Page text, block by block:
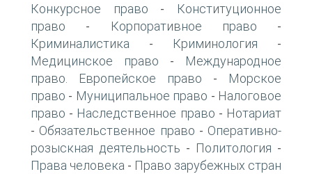
Конкурсное право -
Конституционное
право - Корпоративное право -
Криминалистика - Криминология -
Медицинское право -
Международное
право. Европейское право -
Морское
право - Муниципальное право - Налоговое
право - Наследственное право - Нотариат
- Обязательственное право - Оперативно-
розыскная деятельность - Политология -
Права человека - Право зарубежных стран